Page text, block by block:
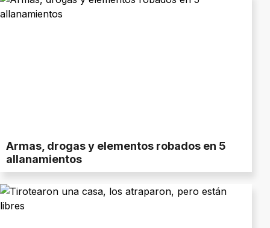
Armas, drogas y elementos robados en 5
allanamientos